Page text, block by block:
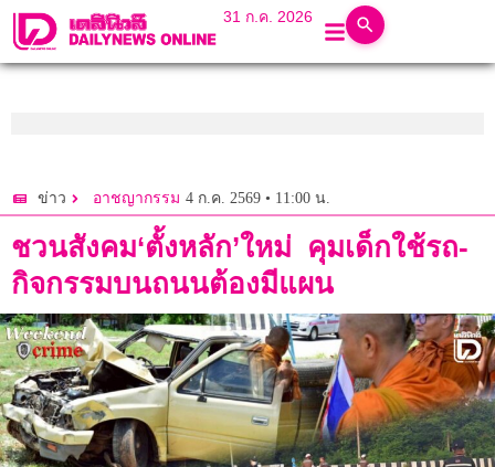
31 ก.ค. 2026
ข่าว อาชญากรรม 4 ก.ค. 2569 • 11:00 น.
ชวนสังคม‘ตั้งหลัก’ใหม่ คุมเด็กใช้รถ-
กิจกรรมบนถนนต้องมีแผน